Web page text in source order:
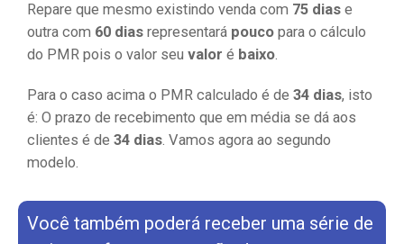
Repare que mesmo existindo venda com 75 dias e
outra com 60 dias representará pouco para o cálculo
do PMR pois o valor seu valor é baixo.
Para o caso acima o PMR calculado é de 34 dias, isto
é: O prazo de recebimento que em média se dá aos
clientes é de 34 dias. Vamos agora ao segundo
modelo.
Você também poderá receber uma série de